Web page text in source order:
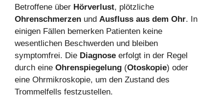
Betroffene über Hörverlust, plötzliche
Ohrenschmerzen und Ausfluss aus dem Ohr. In
einigen Fällen bemerken Patienten keine
wesentlichen Beschwerden und bleiben
symptomfrei. Die Diagnose erfolgt in der Regel
durch eine Ohrenspiegelung (Otoskopie) oder
eine Ohrmikroskopie, um den Zustand des
Trommelfells festzustellen.